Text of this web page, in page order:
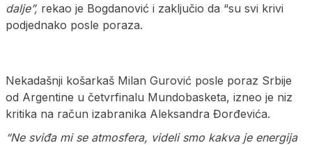
dalje”, rekao je Bogdanović i zaključio da “su svi krivi
podjednako posle poraza.
Nekadašnji košarkaš Milan Gurović posle poraz Srbije
od Argentine u četvrfinalu Mundobasketa, izneo je niz
kritika na račun izabranika Aleksandra Đorđevića.
“Ne sviđa mi se atmosfera, videli smo kakva je energija